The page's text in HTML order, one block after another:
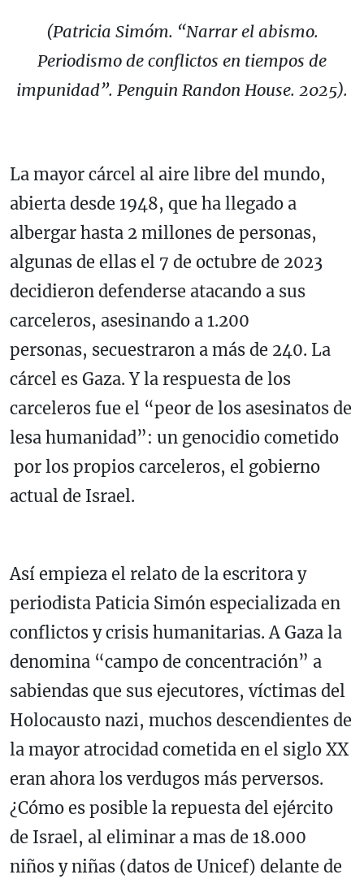
(Patricia Simóm. “Narrar el abismo.
Periodismo de conflictos en tiempos de
impunidad”. Penguin Randon House. 2025).
La mayor cárcel al aire libre del mundo,
abierta desde 1948, que ha llegado a
albergar hasta 2 millones de personas,
algunas de ellas el 7 de octubre de 2023
decidieron defenderse atacando a sus
carceleros, asesinando a 1.200
personas, secuestraron a más de 240. La
cárcel es Gaza. Y la respuesta de los
carceleros fue el “peor de los asesinatos de
lesa humanidad”: un genocidio cometido
por los propios carceleros, el gobierno
actual de Israel.
Así empieza el relato de la escritora y
periodista Paticia Simón especializada en
conflictos y crisis humanitarias. A Gaza la
denomina “campo de concentración” a
sabiendas que sus ejecutores, víctimas del
Holocausto nazi, muchos descendientes de
la mayor atrocidad cometida en el siglo XX
eran ahora los verdugos más perversos.
¿Cómo es posible la repuesta del ejército
de Israel, al eliminar a mas de 18.000
niños y niñas (datos de Unicef) delante de